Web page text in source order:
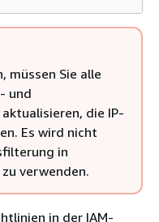
müssen Sie alle
und
die IP-
Es wird nicht
in
verwenden.
in der IAM-